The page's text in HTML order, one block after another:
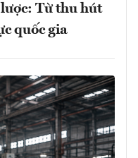
Từ thu hút
quốc gia